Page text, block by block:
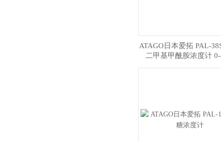
ATAGO日本爱拓 PAL-
二甲基甲酰胺浓度计